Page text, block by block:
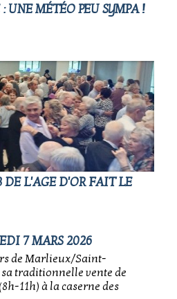
UNE MÉTÉO PEU SYMPA !
L'AGE D'OR FAIT LE
7 MARS 2026
de Marlieux/Saint-
traditionnelle vente de
11h) à la caserne des